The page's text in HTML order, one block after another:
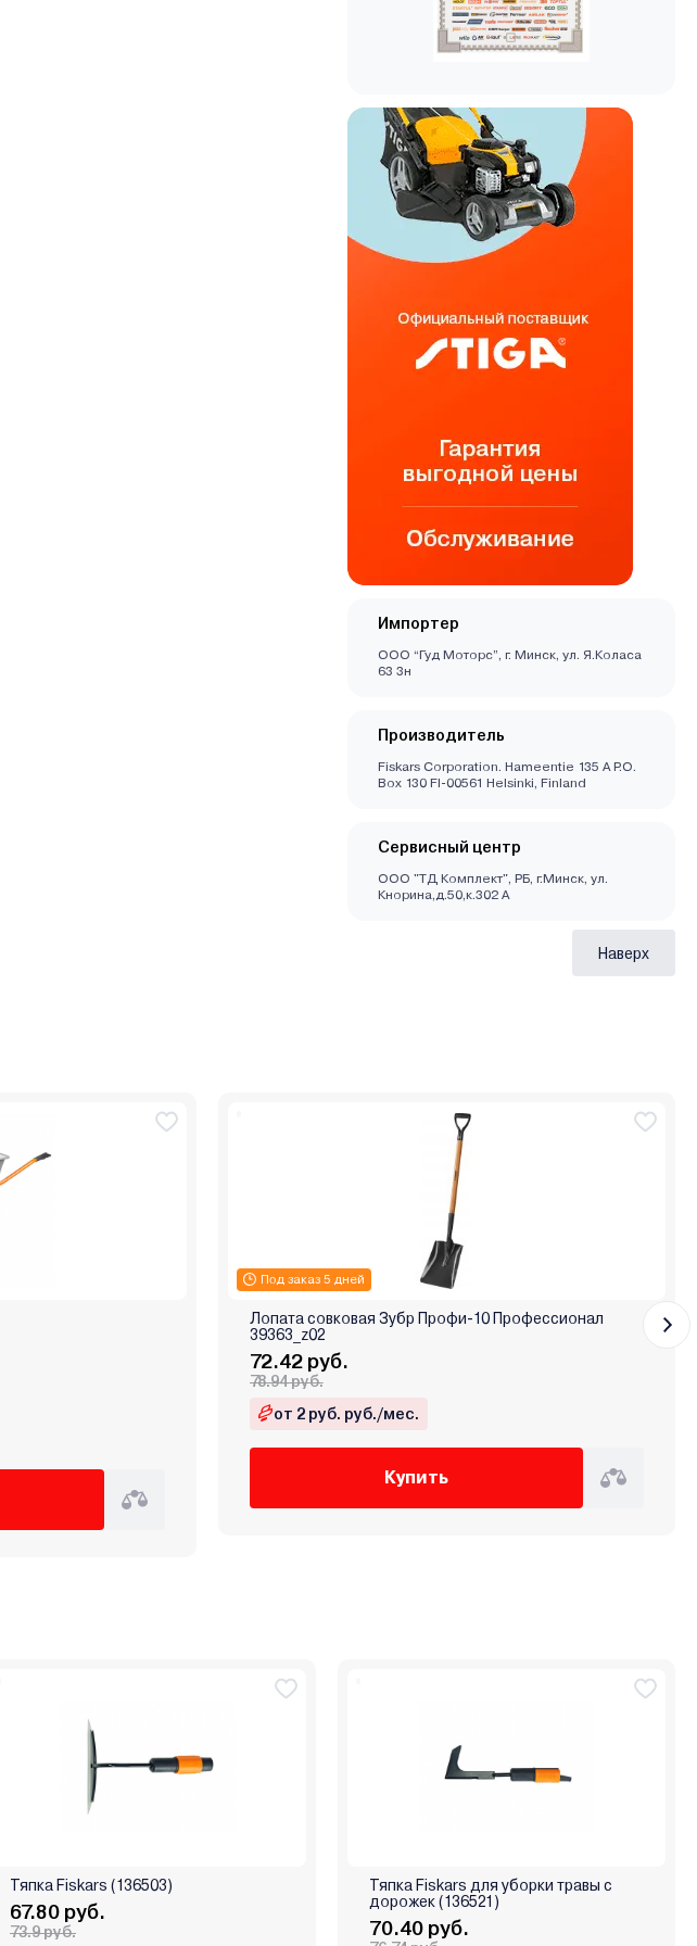
Импортер
ООО “Гуд Моторс”, г. Минск, ул. Я.Коласа
63 3н
Производитель
Fiskars Corporation. Hameentie 135 A P.O.
Box 130 FI-00561 Helsinki, Finland
Сервисный центр
ООО "ТД Комплект", РБ, г.Минск, ул.
Кнорина,д.50,к.302 А
Наверх
Под заказ 5 дней
Лопата совковая Зубр Профи-10 Профессионал
39363_z02
72.42 руб.
78.94 руб.
от 2 руб. руб./мес.
Купить
Тяпка Fiskars (136503)
67.80 руб.
73.9 руб.
Тяпка Fiskars для уборки травы с
дорожек (136521)
70.40 руб.